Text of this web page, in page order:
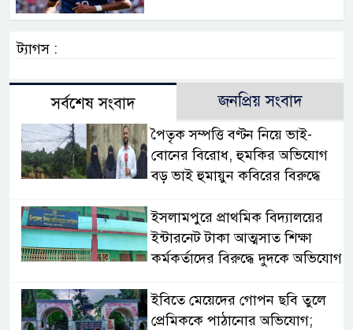
ট্যাগস :
সর্বশেষ সংবাদ জনপ্রিয় সংবাদ
পৈতৃক সম্পত্তি বণ্টন নিয়ে ভাই-
বোনের বিরোধ, হুমকির অভিযোগ
বড় ভাই হুমায়ুন কবিরের বিরুদ্ধে
​ইসলামপুরে প্রাথমিক বিদ্যালয়ের
ইন্টারনেট টাকা আত্মসাত শিক্ষা
কর্মকর্তাদের বিরুদ্ধে দুদকে অভিযোগ
ইবিতে মেয়েদের গোপন ছবি তুলে
প্রেমিককে পাঠানোর অভিযোগ;